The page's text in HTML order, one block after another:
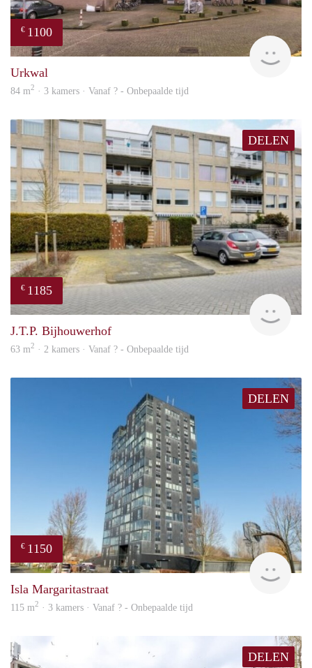
€ 1100
rent
Urkwal
84 m2 · 3 kamers · Vanaf ? - Onbepaalde tijd
DELEN
€ 1185
rent
J.T.P. Bijhouwerhof
63 m2 · 2 kamers · Vanaf ? - Onbepaalde tijd
DELEN
€ 1150
Isla Margaritastraat
115 m2 · 3 kamers · Vanaf ? - Onbepaalde tijd
DELEN